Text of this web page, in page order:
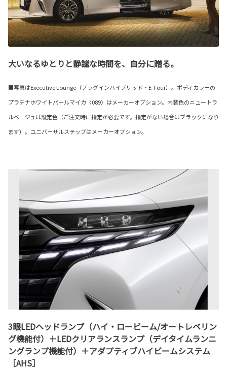
大いなるゆとりと静謐な時間を、自分に贈る。
■写真はExecutive Lounge（プラグインハイブリッド・E-Four）。ボディカラーの
プラチナホワイトパールマイカ〈089〉はメーカーオプション。内装色のニュートラ
ルベージュは設定色（ご注文時に指定が必要です。指定がない場合はブラックになり
ます）。ユニバーサルステップはメーカーオプション。
3眼LEDヘッドランプ（ハイ・ロービーム/オートレベリン
グ機能付）＋LEDクリアランスランプ（デイタイムランニ
ングランプ機能付）＋アダプティブハイビームシステム
［AHS］